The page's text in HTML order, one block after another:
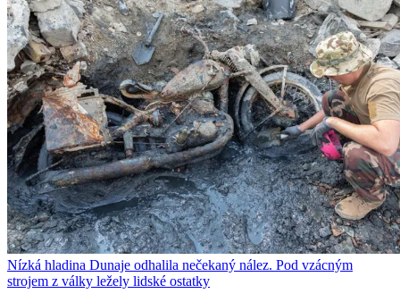
Nízká hladina Dunaje odhalila nečekaný nález. Pod vzácným
strojem z války ležely lidské ostatky